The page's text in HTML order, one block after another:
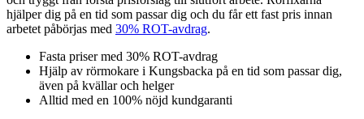
hjälper dig på en tid som passar dig och du får ett fast pris innan
arbetet påbörjas med 30% ROT-avdrag.
Fasta priser med 30% ROT-avdrag
Hjälp av rörmokare i Kungsbacka på en tid som passar dig,
även på kvällar och helger
Alltid med en 100% nöjd kundgaranti